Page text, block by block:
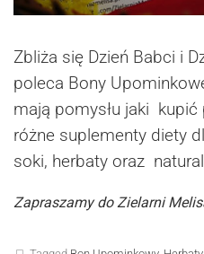
Zbliża się Dzień Babci i
poleca Bony
mają pomysłu jaki
różne suplementy diety
soki, herbaty oraz
Zapraszamy do Zielarni